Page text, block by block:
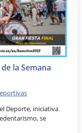
la Semana
Deporte, iniciativa
se